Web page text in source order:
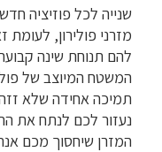
שנייה לכל פוזיציה
מזרני פולירון,
להם תנוחת שינה
המשטח המיוצב של
נעזור לכם לנתח את
המזרן שיחסוך מכם